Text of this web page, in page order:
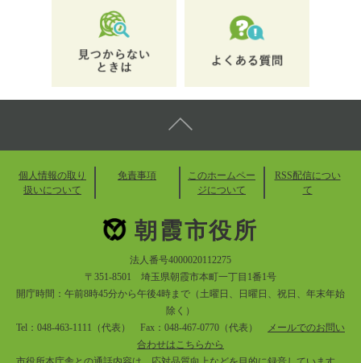
個人情報の取り
扱いについて
免責事項
このホームペー
ジについて
RSS配信につい
て
朝霞市役所
法人番号4000020112275
〒351-8501 埼玉県朝霞市本町一丁目1番1号
開庁時間：午前8時45分から午後4時まで（土曜日、日曜日、祝日、年末年始
除く）
Tel：048-463-1111（代表） Fax：048-467-0770（代表）
メールでのお問い
合わせはこちらから